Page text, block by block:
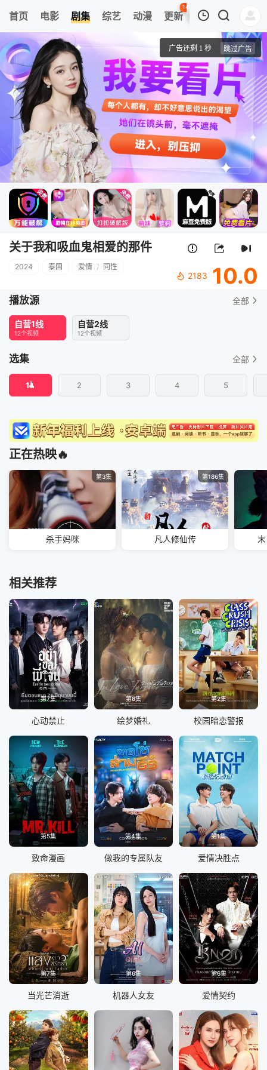
首页 电影 剧集 综艺 动漫 更新
141
热榜 APP
我的观影记录
1
关于我和吸血鬼相爱的那件事
清空
关于我和吸血鬼相爱的那件
2024 泰国 爱情 / 同性
2183 10.0
播放源 全部
自营1线
12个视频
自营2线
12个视频
选集 全部
1 2 3 4 5
正在热映🔥
第3集
杀手妈咪
第186集
凡人修仙传
相关推荐
第7集
心动禁止
第8集
绘梦婚礼
第2集
校园暗恋警报
第5集
致命漫画
第4集
做我的专属队友
第1集
爱情决胜点
第7集
当光芒消逝
第6集
机器人女友
第6集
爱情契约